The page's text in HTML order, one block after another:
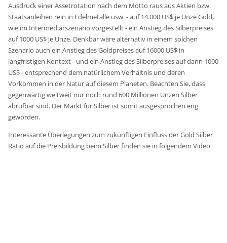
Ausdruck einer Assetrotation nach dem Motto raus aus Aktien bzw.
Staatsanleihen rein in Edelmetalle usw. - auf 14.000 US$ je Unze Gold,
wie im Intermediärszenario vorgestellt - ein Anstieg des Silberpreises
auf 1000 US$ je Unze. Denkbar wäre alternativ in einem solchen
Szenario auch ein Anstieg des Goldpreises auf 16000 US$ in
langfristigen Kontext - und ein Anstieg des Silberpreises auf dann 1000
US$ - entsprechend dem natürlichem Verhältnis und deren
Vorkommen in der Natur auf diesem Planeten. Beachten Sie, dass
gegenwärtig weltweit nur noch rund 600 Millionen Unzen Silber
abrufbar sind. Der Markt für Silber ist somit ausgesprochen eng
geworden.
Interessante Überlegungen zum zukünftigen Einfluss der Gold Silber
Ratio auf die Preisbildung beim Silber finden sie in folgendem Video